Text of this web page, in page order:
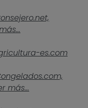
es.com
más...